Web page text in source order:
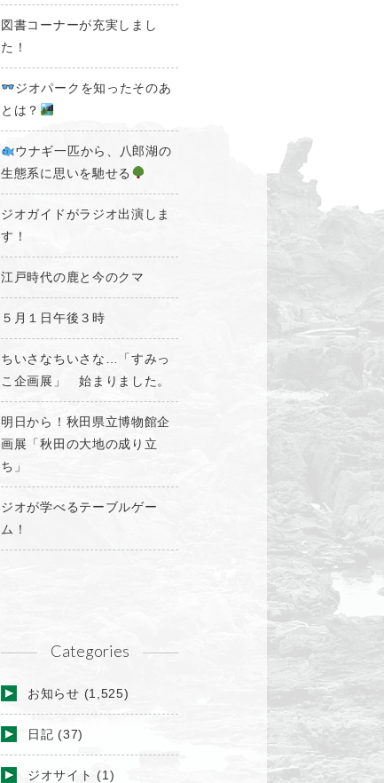
図書コーナーが充実しまし
た！
ジオパークを知ったそのあ
とは？
ウナギ一匹から、八郎湖の
生態系に思いを馳せる
ジオガイドがラジオ出演しま
す！
江戸時代の鹿と今のクマ
５月１日午後３時
ちいさなちいさな…「すみっ
こ企画展」 始まりました。
明日から！秋田県立博物館企
画展「秋田の大地の成り立
ち」
ジオが学べるテーブルゲー
ム！
Categories
お知らせ (1,525)
日記 (37)
ジオサイト (1)